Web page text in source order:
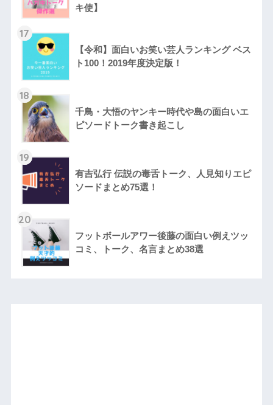
キ使】
17
【令和】面白いお笑い芸人ランキング ベス
ト100！2019年度決定版！
18
千鳥・大悟のヤンキー時代や島の面白いエ
ピソードトーク書き起こし
19
有吉弘行 伝説の毒舌トーク、人見知りエピ
ソードまとめ75選！
20
フットボールアワー後藤の面白い例えツッ
コミ、トーク、名言まとめ38選